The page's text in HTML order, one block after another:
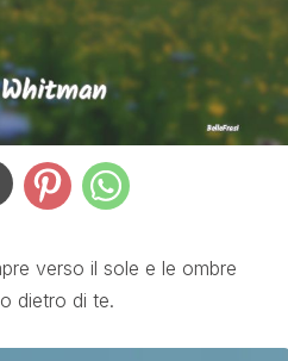
verso il sole e le ombre
dietro di te.